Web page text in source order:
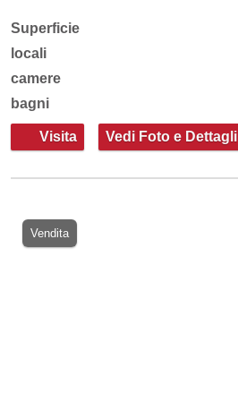
Superficie
locali
camere
bagni
Visita Vedi Foto e Dettagli
Vendita